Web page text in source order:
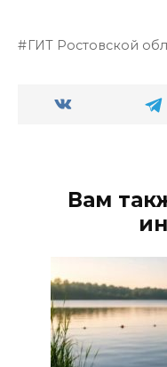
ГИТ Ростовской
Вам